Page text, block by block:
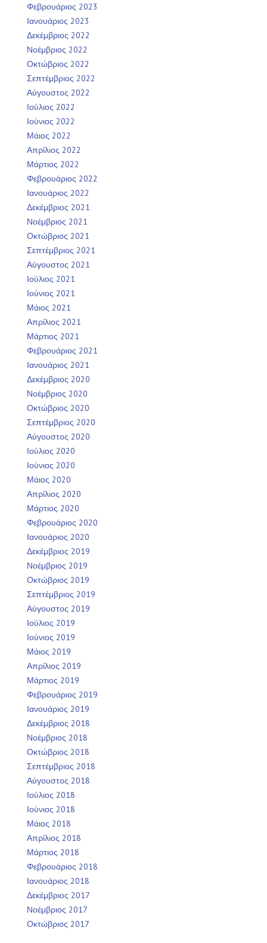
Φεβρουάριος 2023
Ιανουάριος 2023
Δεκέμβριος 2022
Νοέμβριος 2022
Οκτώβριος 2022
Σεπτέμβριος 2022
Αύγουστος 2022
Ιούλιος 2022
Ιούνιος 2022
Μάιος 2022
Απρίλιος 2022
Μάρτιος 2022
Φεβρουάριος 2022
Ιανουάριος 2022
Δεκέμβριος 2021
Νοέμβριος 2021
Οκτώβριος 2021
Σεπτέμβριος 2021
Αύγουστος 2021
Ιούλιος 2021
Ιούνιος 2021
Μάιος 2021
Απρίλιος 2021
Μάρτιος 2021
Φεβρουάριος 2021
Ιανουάριος 2021
Δεκέμβριος 2020
Νοέμβριος 2020
Οκτώβριος 2020
Σεπτέμβριος 2020
Αύγουστος 2020
Ιούλιος 2020
Ιούνιος 2020
Μάιος 2020
Απρίλιος 2020
Μάρτιος 2020
Φεβρουάριος 2020
Ιανουάριος 2020
Δεκέμβριος 2019
Νοέμβριος 2019
Οκτώβριος 2019
Σεπτέμβριος 2019
Αύγουστος 2019
Ιούλιος 2019
Ιούνιος 2019
Μάιος 2019
Απρίλιος 2019
Μάρτιος 2019
Φεβρουάριος 2019
Ιανουάριος 2019
Δεκέμβριος 2018
Νοέμβριος 2018
Οκτώβριος 2018
Σεπτέμβριος 2018
Αύγουστος 2018
Ιούλιος 2018
Ιούνιος 2018
Μάιος 2018
Απρίλιος 2018
Μάρτιος 2018
Φεβρουάριος 2018
Ιανουάριος 2018
Δεκέμβριος 2017
Νοέμβριος 2017
Οκτώβριος 2017